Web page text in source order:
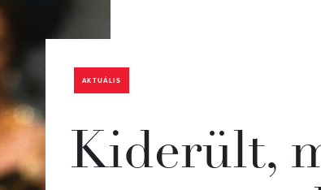
AKTUÁLIS
Kiderült,